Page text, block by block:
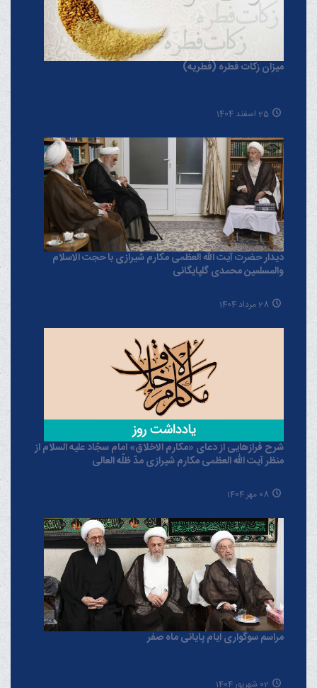
میزان زکات فطره (فطریه)
25 اسفند 1404
دیدار حضرت آیت الله العظمی مکارم شیرازی با حجت الاسلام
والمسلمین محمدی گلپایگانی
28 مرداد 1404
شرح فرازهایی از دعای «مکارم الاخلاق» امام سجّاد علیه السلام از
منظر آیت الله العظمی مکارم شیرازی مدّ ظلّه العالی
08 مهر 1404
مراسم سوگواری ایام پایانی ماه صفر
02 شهریور 1404